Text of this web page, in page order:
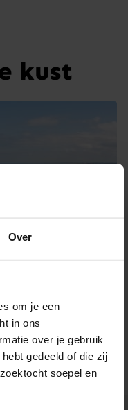
Over
om je een
in ons
over je gebruik
gedeeld of die zij
soepel en
kust